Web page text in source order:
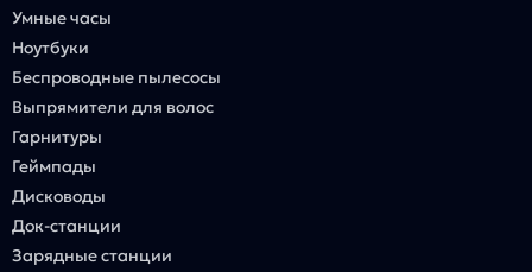
Умные часы
Ноутбуки
Беспроводные пылесосы
Выпрямители для волос
Гарнитуры
Геймпады
Дисководы
Док-станции
Зарядные станции